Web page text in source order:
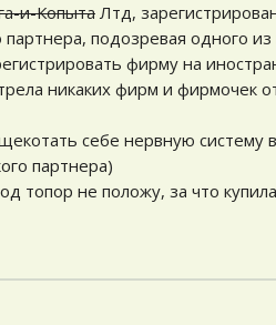
и-Копыта Лтд,
партнера, подозревая одного
фирму на
никаких фирм и фирмочек
себе нервную систему
партнера)
топор не положу, за что